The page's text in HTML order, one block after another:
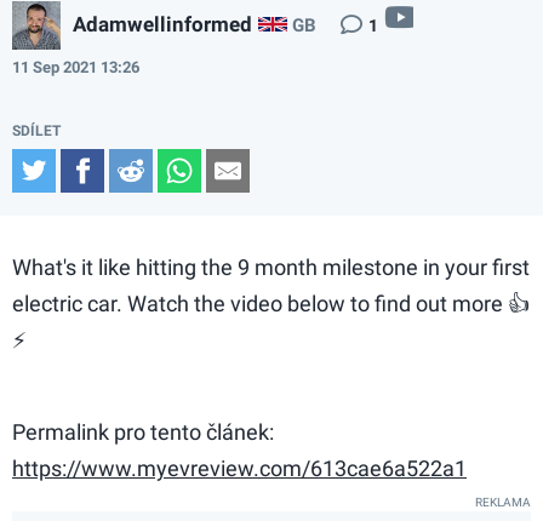
Adamwellinformed GB 1
11 Sep 2021 13:26
TwitterFacebook
Reddit WhatsApp
What's it like hitting the 9 month milestone in your first
electric car. Watch the video below to find out more 👍
⚡
Permalink pro tento článek:
https://www.myevreview.com/613cae6a522a1